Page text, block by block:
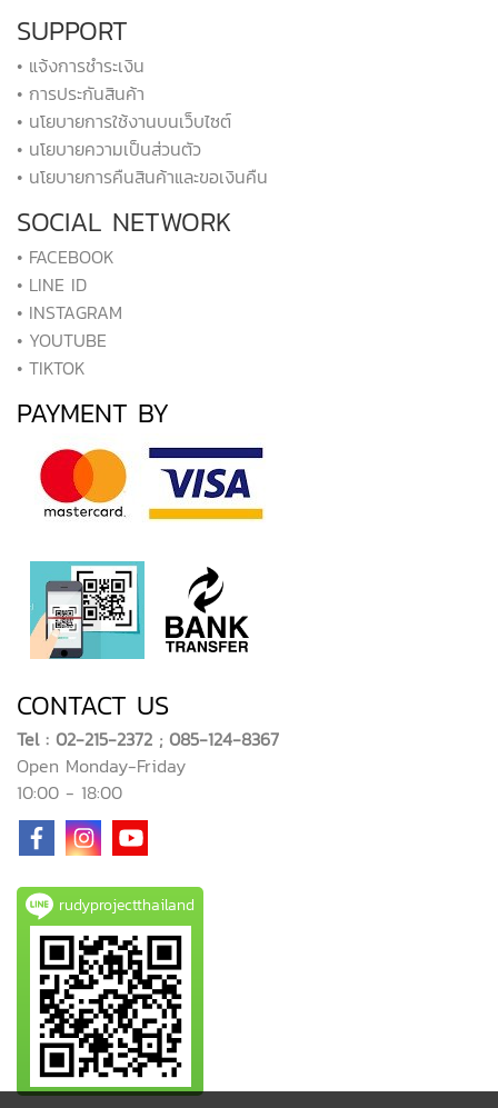
SUPPORT
• แจ้งการชำระเงิน
• การประกันสินค้า
• นโยบายการใช้งานบนเว็บไซต์
• นโยบายความเป็นส่วนตัว
• นโยบายการคืนสินค้าและขอเงินคืน
SOCIAL NETWORK
• FACEBOOK
• LINE ID
• INSTAGRAM
• YOUTUBE
• TIKTOK
PAYMENT BY
CONTACT US
Tel : 02-215-2372 ; 085-124-8367
Open Monday-Friday
10:00 - 18:00
rudyprojectthailand